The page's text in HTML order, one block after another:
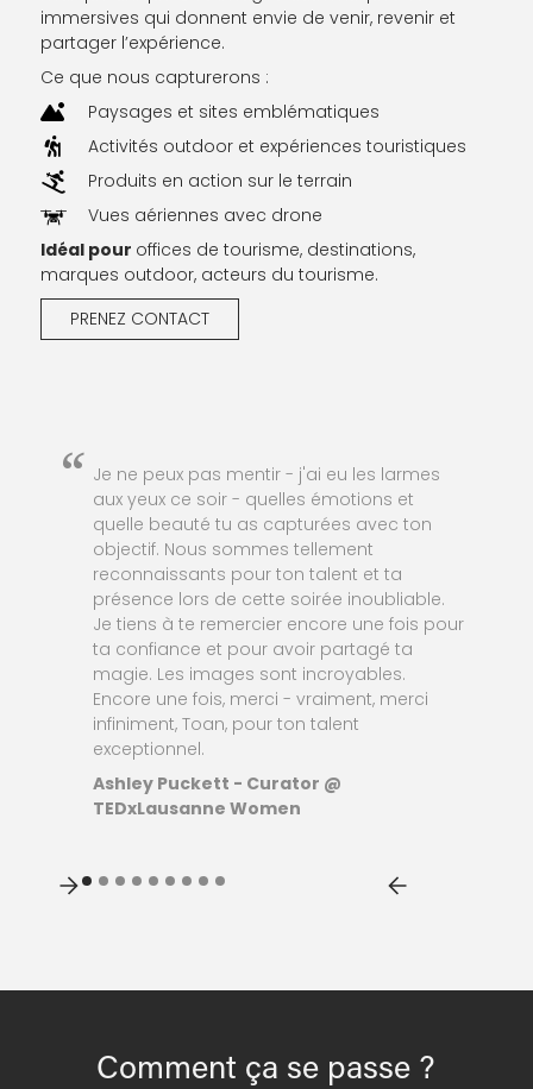
immersives qui donnent envie de venir, revenir et
partager l’expérience.
Ce que nous capturerons :
Paysages et sites emblématiques
Produits en action sur le terrain
Activités outdoor et expériences touristiques
Vues aériennes avec drone
Idéal pour offices de tourisme, destinations,
marques outdoor, acteurs du tourisme.
PRENEZ CONTACT
“ Je ne peux pas mentir - j'ai eu les larmes
aux yeux ce soir - quelles émotions et
quelle beauté tu as capturées avec ton
objectif. Nous sommes tellement
reconnaissants pour ton talent et ta
présence lors de cette soirée inoubliable.
Je tiens à te remercier encore une fois pour
ta confiance et pour avoir partagé ta
magie. Les images sont incroyables.
Encore une fois, merci - vraiment, merci
infiniment, Toan, pour ton talent
exceptionnel.
Ashley Puckett - Curator @
TEDxLausanne Women
Comment ça se passe ?